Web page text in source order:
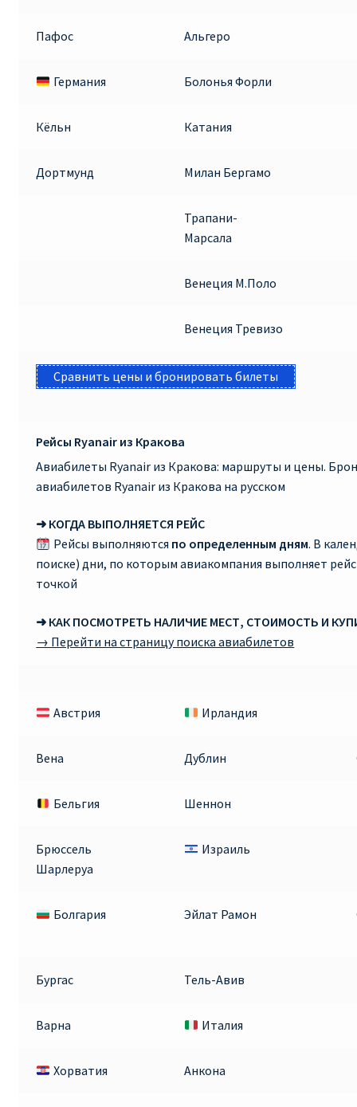
Пафос Альгеро
Германия Болонья Форли
Кёльн Катания
Дортмунд Милан Бергамо
Трапани-
Марсала
Венеция М.Поло
Венеция Тревизо
Сравнить цены и бронировать билеты
Рейсы Ryanair из Кракова
Авиабилеты Ryanair из Кракова: маршруты и цены.
авиабилетов Ryanair из Кракова на русском
➜ КОГДА ВЫПОЛНЯЕТСЯ РЕЙС
Рейсы выполняются по определенным дням. В
поиске) дни, по которым авиакомпания выполняет
точкой
➜ КАК ПОСМОТРЕТЬ НАЛИЧИЕ МЕСТ, СТОИМОСТЬ И
→ Перейти на страницу поиска авиабилетов
Австрия Ирландия
Вена Дублин
Бельгия Шеннон
Брюссель
Шарлеруа
Израиль
Болгария Эйлат Рамон
Бургас Тель-Авив
Варна Италия
Хорватия Анкона